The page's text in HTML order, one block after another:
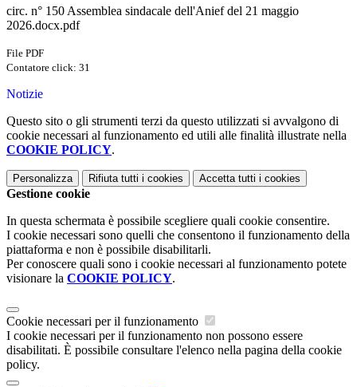
circ. n° 150 Assemblea sindacale dell'Anief del 21 maggio
2026.docx.pdf
File PDF
Contatore click: 31
Notizie
Questo sito o gli strumenti terzi da questo utilizzati si avvalgono di
cookie necessari al funzionamento ed utili alle finalità illustrate nella
COOKIE POLICY.
Personalizza Rifiuta tutti i cookies Accetta tutti i cookies
Gestione cookie
In questa schermata è possibile scegliere quali cookie consentire.
I cookie necessari sono quelli che consentono il funzionamento della
piattaforma e non è possibile disabilitarli.
Per conoscere quali sono i cookie necessari al funzionamento potete
visionare la COOKIE POLICY.
Cookie necessari per il funzionamento
I cookie necessari per il funzionamento non possono essere
disabilitati. È possibile consultare l'elenco nella pagina della cookie
policy.